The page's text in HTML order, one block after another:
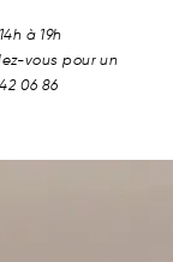
à 19h
vous pour un
06 86